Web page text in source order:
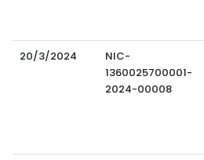
20/3/2024
NIC-
1360025700001-
2024-00008